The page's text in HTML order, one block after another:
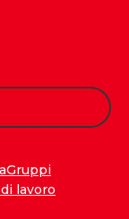
Gruppi
lavoro